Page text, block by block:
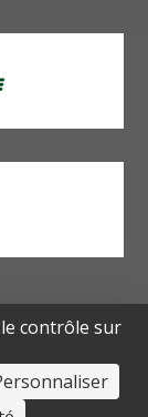
les cookies
contrôle sur